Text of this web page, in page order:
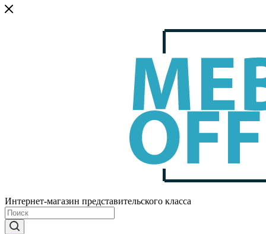
Интернет-магазин представительского класса